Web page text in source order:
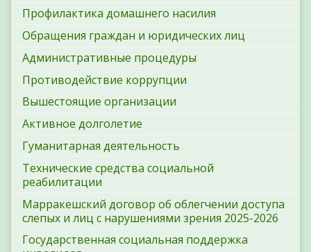
Профилактика домашнего насилия
Обращения граждан и юридических лиц
Административные процедуры
Противодействие коррупции
Вышестоящие организации
Активное долголетие
Гуманитарная деятельность
Технические средства социальной
реабилитации
Марракешский договор об облегчении доступа
слепых и лиц с нарушениями зрения 2025-2026
Государственная социальная поддержка